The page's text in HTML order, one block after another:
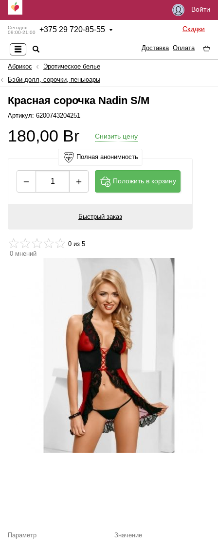
Войти
Сегодня
09:00-21:00
+375 29 720-85-55 Скидки
Доставка Оплата
Абрикос
Эротическое белье
Бэби-долл, сорочки, пеньюары
Красная сорочка Nadin S/M
Артикул: 6200743204251
180,00 Br Снизить цену
Полная анонимность
Положить в корзину
Быстрый заказ
0 из 5
0 мнений
Параметр Значение